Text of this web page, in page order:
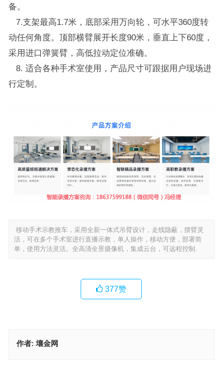
备。
7.支架最高1.7米，底部采用万向轮，可水平360度转
动任何角度。顶部横臂展开长度90米，垂直上下60度，
采用进口弹簧臂，高低拉动定位准确。
8. 适合各种手术室使用，产品尺寸可跟据用户现场进
行定制。
移动手术示教推车，采用全新一体式吊臂设计，走线隐蔽，摆臂灵
活，可在多个手术室进行直播示教，单人操作，移动方便，部署简
单，使用方法灵活。全高清全景摄像机，集成云台，可远程控制.
377赞
作者: 壤金网